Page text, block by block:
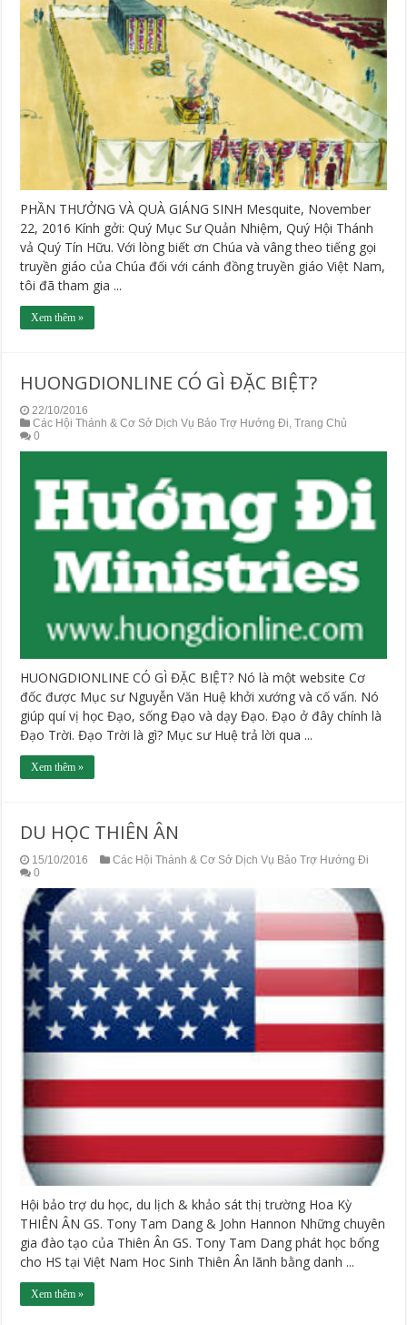
PHẦN THƯỞNG VÀ QUÀ GIÁNG SINH Mesquite, November
22, 2016 Kính gởi: Quý Mục Sư Quản Nhiệm, Quý Hội Thánh
vả Quý Tín Hữu. Với lòng biết ơn Chúa và vâng theo tiếng gọi
truyền giáo của Chúa đối với cánh đồng truyền giáo Việt Nam,
tôi đã tham gia ...
Xem thêm »
HUONGDIONLINE CÓ GÌ ĐẶC BIỆT?
22/10/2016
Các Hội Thánh & Cơ Sở Dịch Vụ Bảo Trợ Hướng Đi,Trang Chủ
0
HUONGDIONLINE CÓ GÌ ĐẶC BIỆT? Nó là một website Cơ
đốc được Mục sư Nguyễn Văn Huệ khởi xướng và cố vấn. Nó
giúp quí vị học Đạo, sống Đạo và dạy Đạo. Đạo ở đây chính là
Đạo Trời. Đạo Trời là gì? Mục sư Huệ trả lời qua ...
Xem thêm »
DU HỌC THIÊN ÂN
15/10/2016
Các Hội Thánh & Cơ Sở Dịch Vụ Bảo Trợ Hướng Đi
0
Hội bảo trợ du học, du lịch & khảo sát thị trường Hoa Kỳ
THIÊN ÂN GS. Tony Tam Dang & John Hannon Những chuyên
gia đào tạo của Thiên Ân GS. Tony Tam Dang phát học bổng
cho HS tại Việt Nam Hoc Sinh Thiên Ân lãnh bằng danh ...
Xem thêm »